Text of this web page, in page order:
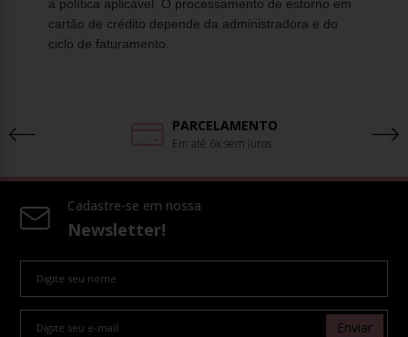
a política aplicável. O processamento de estorno em
cartão de crédito depende da administradora e do
ciclo de faturamento.
PARCELAMENTO
Em até 6x sem juros
Cadastre-se em nossa
Newsletter!
Enviar